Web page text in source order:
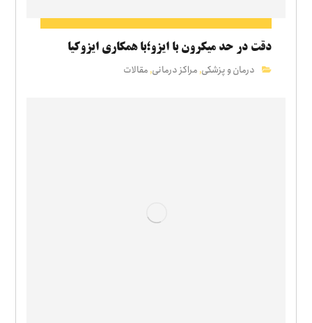
دقت در حد میکرون با ایزو؛با همکاری ایزوکیا
درمان و پزشکی, مراکز درمانی, مقالات